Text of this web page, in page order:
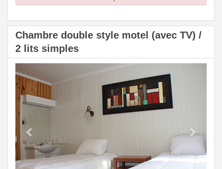
Chambre double style motel (avec TV) /
2 lits simples